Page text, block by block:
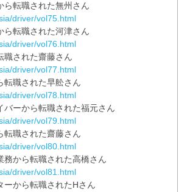
ら転職された無州さん
driver/vol75.html
ら転職された河津さん
driver/vol76.html
職された齋藤さん
driver/vol77.html
転職された早舩さん
driver/vol78.html
バーから転職された福元さん
driver/vol79.html
転職された齋藤さん
driver/vol80.html
務から転職された高橋さん
driver/vol81.html
ーから転職されたHさん